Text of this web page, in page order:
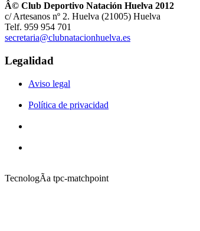
Â© Club Deportivo Natación Huelva 2012
c/ Artesanos nº 2. Huelva (21005) Huelva
Telf. 959 954 701
secretaria@clubnatacionhuelva.es
Legalidad
Aviso legal
Política de privacidad
TecnologÃ­a tpc-matchpoint